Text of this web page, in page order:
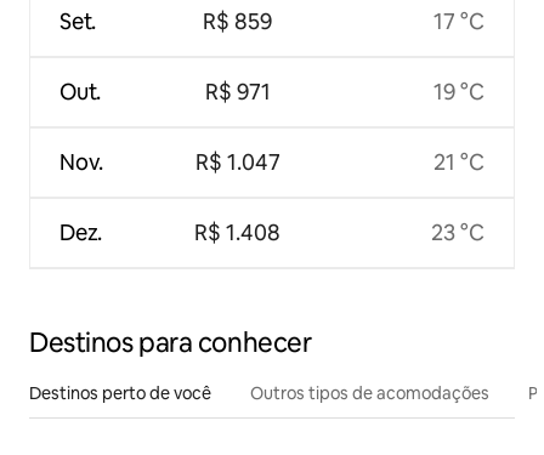
Set.
Out.
Nov.
Dez.
R$ 859
R$ 971
R$ 1.047
R$ 1.408
17 °C
19 °C
21 °C
23 °C
Destinos para conhecer
Destinos perto de você Outros tipos de acomodações